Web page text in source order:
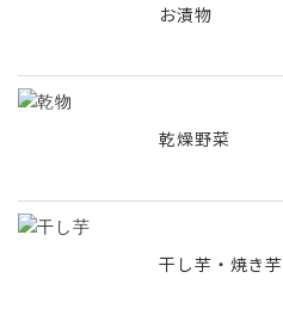
お漬物
乾燥野菜
干し芋・焼き芋